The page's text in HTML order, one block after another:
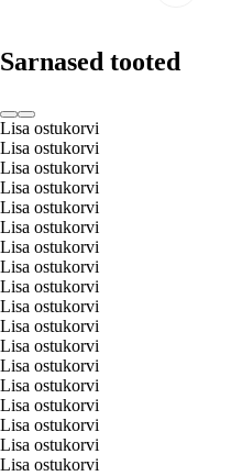
Sarnased tooted
Lisa ostukorvi
Lisa ostukorvi
Lisa ostukorvi
Lisa ostukorvi
Lisa ostukorvi
Lisa ostukorvi
Lisa ostukorvi
Lisa ostukorvi
Lisa ostukorvi
Lisa ostukorvi
Lisa ostukorvi
Lisa ostukorvi
Lisa ostukorvi
Lisa ostukorvi
Lisa ostukorvi
Lisa ostukorvi
Lisa ostukorvi
Lisa ostukorvi